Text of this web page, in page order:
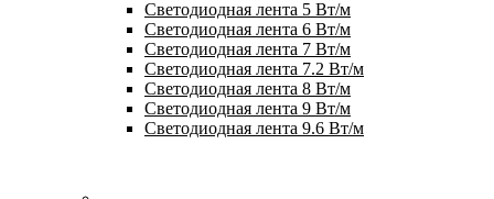
Светодиодная лента 5 Вт/м
Светодиодная лента 6 Вт/м
Светодиодная лента 7 Вт/м
Светодиодная лента 7.2 Вт/м
Светодиодная лента 8 Вт/м
Светодиодная лента 9 Вт/м
Светодиодная лента 9.6 Вт/м